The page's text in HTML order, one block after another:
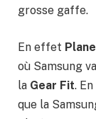
grosse gaffe.
En effet
où Samsung
la Gear Fit.
que la